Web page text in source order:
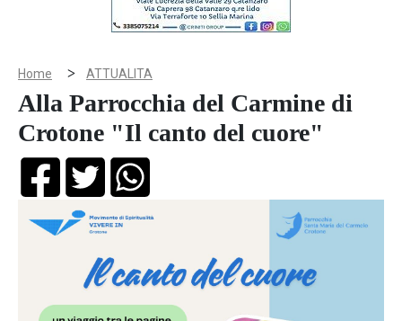
Home > ATTUALITA
Alla Parrocchia del Carmine di
Crotone "Il canto del cuore"